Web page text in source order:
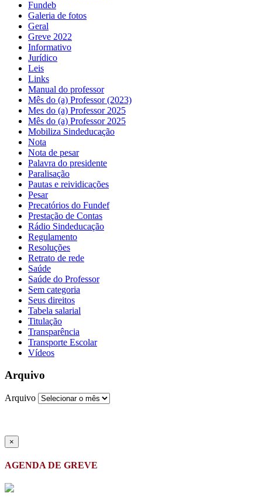
Fundeb
Galeria de fotos
Geral
Greve 2022
Informativo
Jurídico
Leis
Links
Manual do professor
Mês do (a) Professor (2023)
Mes do (a) Professor 2025
Mês do (a) Professor 2025
Mobiliza Sindeducação
Nota
Nota de pesar
Palavra do presidente
Paralisação
Pautas e reividicações
Pesar
Precatórios do Fundef
Prestação de Contas
Rádio Sindeducação
Regulamento
Resoluções
Retrato de rede
Saúde
Saúde do Professor
Sem categoria
Seus direitos
Tabela salarial
Titulação
Transparência
Transporte Escolar
Vídeos
Arquivo
Arquivo
×
AGENDA DE GREVE